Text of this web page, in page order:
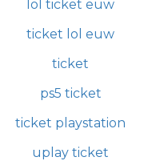
lol ticket euw
ticket lol euw
ticket
ps5 ticket
ticket playstation
uplay ticket